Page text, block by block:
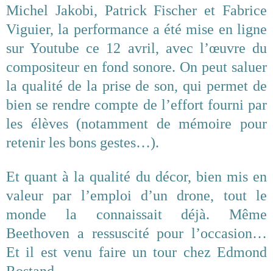
Michel Jakobi, Patrick Fischer et Fabrice
Viguier, la performance a été mise en ligne
sur Youtube ce 12 avril, avec l’œuvre du
compositeur en fond sonore. On peut saluer
la qualité de la prise de son, qui permet de
bien se rendre compte de l’effort fourni par
les élèves (notamment de mémoire pour
retenir les bons gestes…).
Et quant à la qualité du décor, bien mis en
valeur par l’emploi d’un drone, tout le
monde la connaissait déjà. Même
Beethoven a ressuscité pour l’occasion…
Et il est venu faire un tour chez Edmond